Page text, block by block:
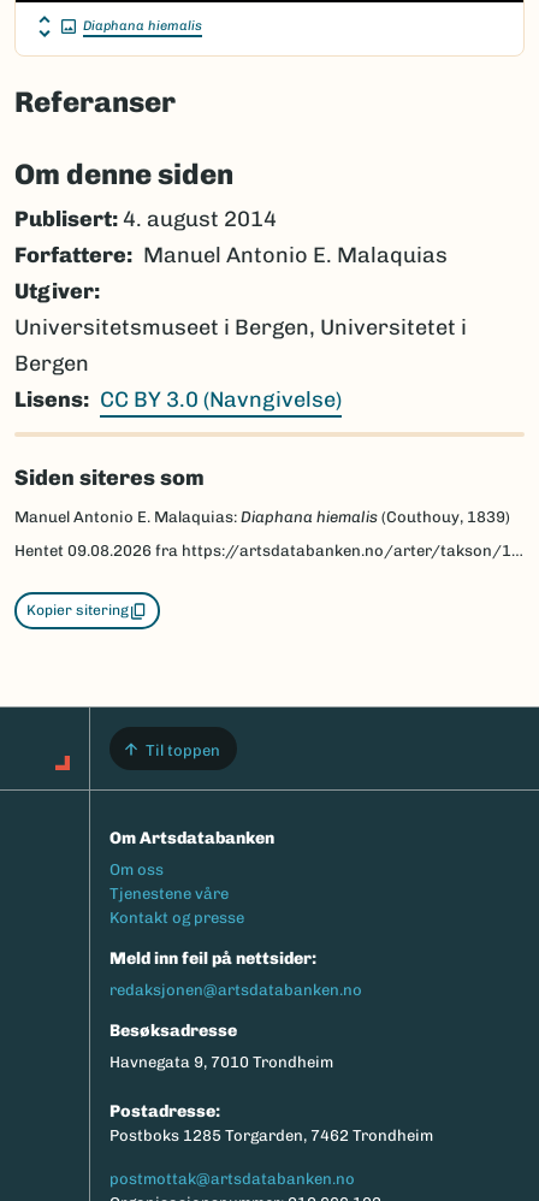
Diaphana hiemalis
Referanser
Om denne siden
Publisert: 4. august 2014
Forfattere
Manuel Antonio E. Malaquias
Utgiver
Universitetsmuseet i Bergen, Universitetet i
Bergen
Lisens
CC BY 3.0 (Navngivelse)
Siden siteres som
Manuel Antonio E. Malaquias: Diaphana hiemalis (Couthouy, 1839)
Hentet 09.08.2026 fra https://artsdatabanken.no/arter/takson/104830/beskrivelse
Kopier sitering
Til toppen
Om Artsdatabanken
Footermeny
Om oss
Tjenestene våre
Kontakt og presse
Meld inn feil på nettsider:
redaksjonen@artsdatabanken.no
Besøksadresse
Havnegata 9, 7010 Trondheim
Postadresse:
Postboks 1285 Torgarden, 7462 Trondheim
postmottak@artsdatabanken.no